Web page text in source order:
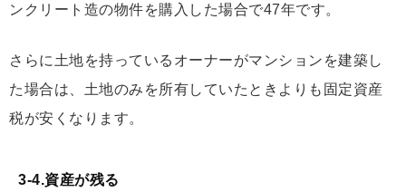
ンクリート造の物件を購入した場合で47年です。
さらに土地を持っているオーナーがマンションを建築し
た場合は、土地のみを所有していたときよりも固定資産
税が安くなります。
3-4.資産が残る